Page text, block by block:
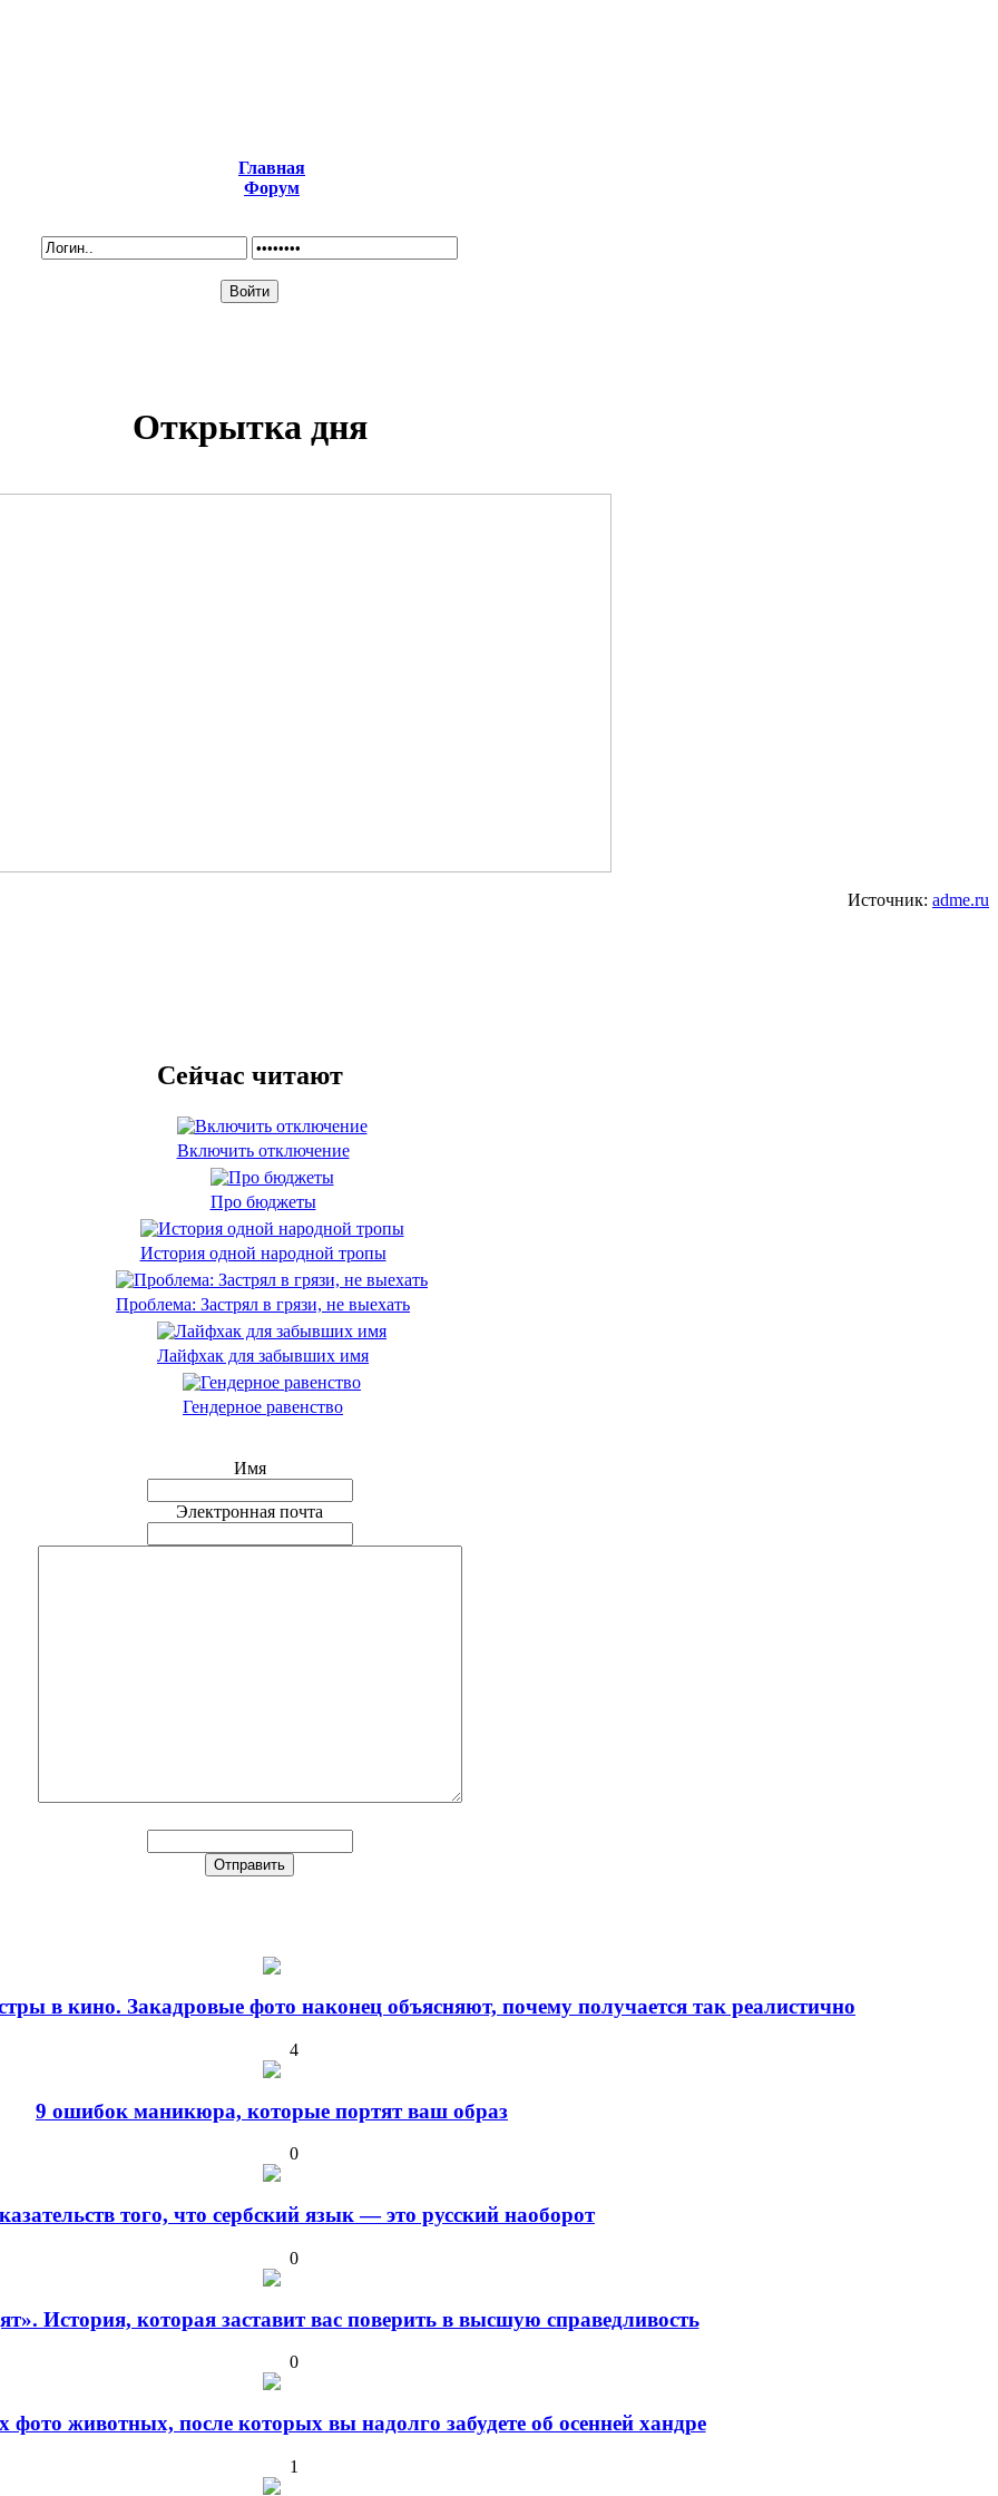
Главная
Форум
Открытка дня
Источник: adme.ru
Сейчас читают
Включить отключение
Про бюджеты
История одной народной тропы
Проблема: Застрял в грязи, не выехать
Лайфхак для забывших имя
Гендерное равенство
Имя
Электронная почта
в кино. Закадровые фото наконец объясняют, почему получается так реалистично
4
9 ошибок маникюра, которые портят ваш образ
0
того, что сербский язык — это русский наоборот
0
История, которая заставит вас поверить в высшую справедливость
0
фото животных, после которых вы надолго забудете об осенней хандре
1